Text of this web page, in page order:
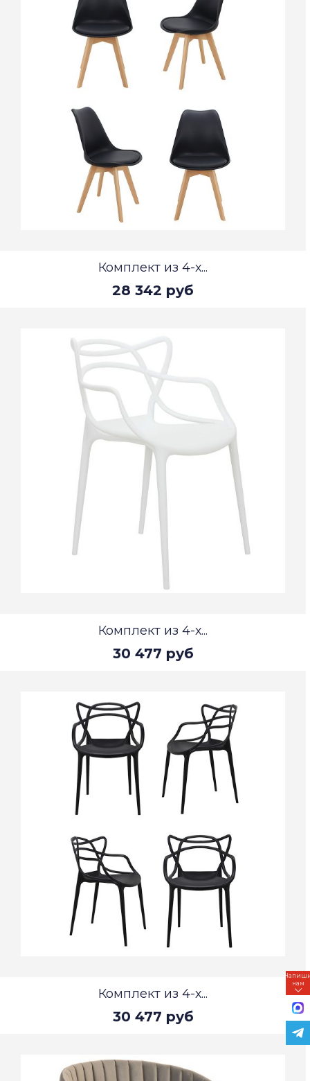
Комплект из 4-х...
28 342 руб
Комплект из 4-х...
30 477 руб
Комплект из 4-х...
30 477 руб
нам